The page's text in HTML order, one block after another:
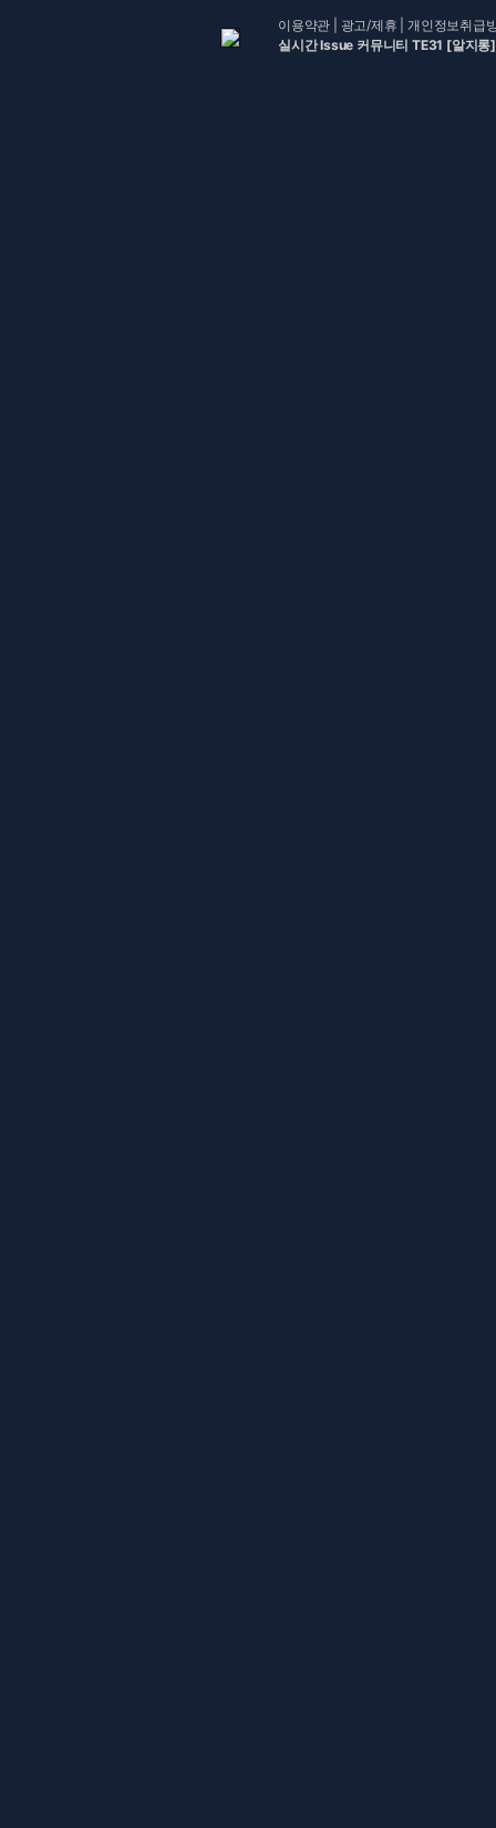
이용약관 광고/제휴 |개인정보취급
실시간 Issue 커뮤니티 TE31 [알지